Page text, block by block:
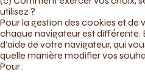
utilisez ?
Pour la gestion des cookies et de
chaque navigateur est différente.
d’aide de votre navigateur, qui
quelle manière modifier vos
Pour :